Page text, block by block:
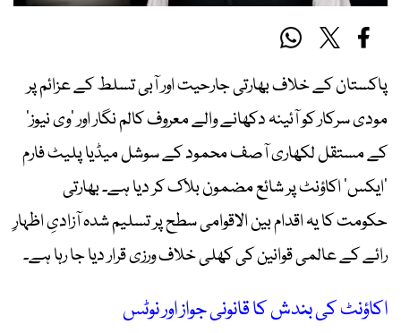
پاکستان کے خلاف بھارتی جارحیت اور آبی تسلط کے عزائم پر
مودی سرکار کو آئینہ دکھانے والے معروف کالم نگار اور ‘وی نیوز’
کے مستقل لکھاری آصف محمود کے سوشل میڈیا پلیٹ فارم
‘ایکس’ اکاؤنٹ پر شائع مضمون بلاک کر دیا ہے۔ بھارتی
حکومت کا یہ اقدام بین الاقوامی سطح پر تسلیم شدہ آزادیِ اظہارِ
رائے کے عالمی قوانین کی کھلی خلاف ورزی قرار دیا جا رہا ہے۔
اکاؤنٹ کی بندش کا قانونی جواز اور نوٹس